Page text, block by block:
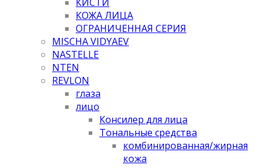
КОЖА ЛИЦА
ОГРАНИЧЕННАЯ СЕРИЯ
MISCHA VIDYAEV
NASTELLE
NTEN
REVLON
глаза
лицо
Консилер для лица
Тональные средства
комбинированная/жирная
кожа